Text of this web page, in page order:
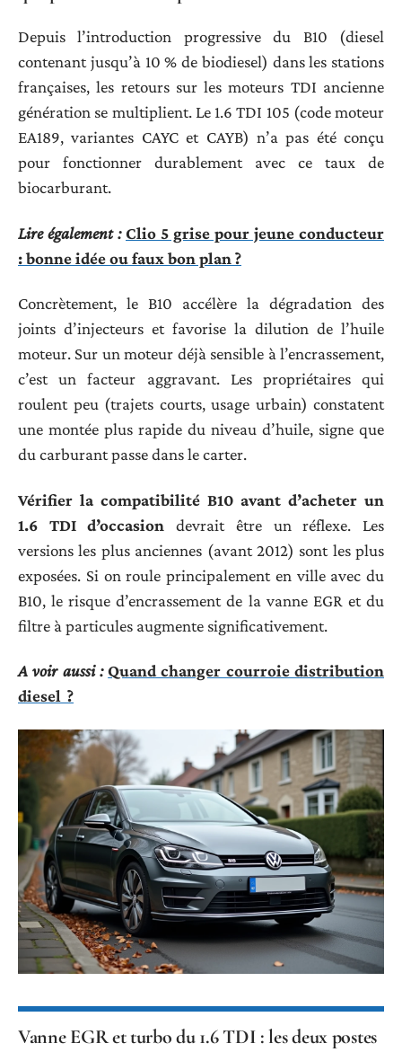
Depuis l’introduction progressive du B10 (diesel
contenant jusqu’à 10 % de biodiesel) dans les stations
françaises, les retours sur les moteurs TDI ancienne
génération se multiplient. Le 1.6 TDI 105 (code moteur
EA189, variantes CAYC et CAYB) n’a pas été conçu
pour fonctionner durablement avec ce taux de
biocarburant.
Lire également : Clio 5 grise pour jeune conducteur
: bonne idée ou faux bon plan ?
Concrètement, le B10 accélère la dégradation des
joints d’injecteurs et favorise la dilution de l’huile
moteur. Sur un moteur déjà sensible à l’encrassement,
c’est un facteur aggravant. Les propriétaires qui
roulent peu (trajets courts, usage urbain) constatent
une montée plus rapide du niveau d’huile, signe que
du carburant passe dans le carter.
Vérifier la compatibilité B10 avant d’acheter un
1.6 TDI d’occasion devrait être un réflexe. Les
versions les plus anciennes (avant 2012) sont les plus
exposées. Si on roule principalement en ville avec du
B10, le risque d’encrassement de la vanne EGR et du
filtre à particules augmente significativement.
A voir aussi : Quand changer courroie distribution
diesel ?
Vanne EGR et turbo du 1.6 TDI : les deux postes